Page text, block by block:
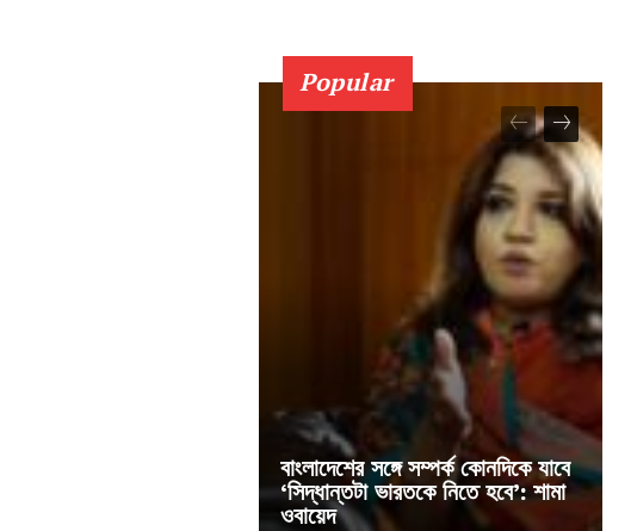
Popular
বাংলাদেশের সঙ্গে সম্পর্ক কোনদিকে যাবে
‘সিদ্ধান্তটা ভারতকে নিতে হবে’: শামা
ওবায়েদ